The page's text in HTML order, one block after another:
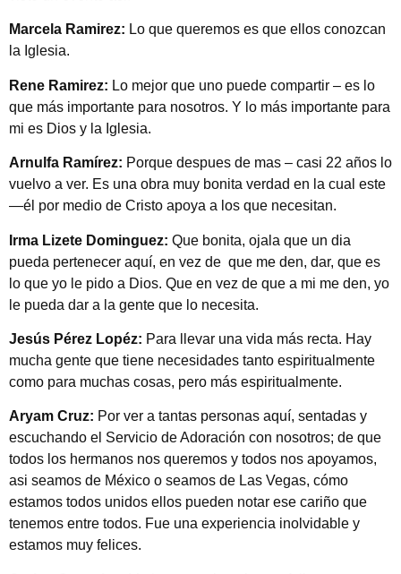
Marcela Ramirez: Lo que queremos es que ellos conozcan
la Iglesia.
Rene Ramirez: Lo mejor que uno puede compartir – es lo
que más importante para nosotros. Y lo más importante para
mi es Dios y la Iglesia.
Arnulfa Ramírez: Porque despues de mas – casi 22 años lo
vuelvo a ver. Es una obra muy bonita verdad en la cual este
—él por medio de Cristo apoya a los que necesitan.
Irma Lizete Dominguez: Que bonita, ojala que un dia
pueda pertenecer aquí, en vez de que me den, dar, que es
lo que yo le pido a Dios. Que en vez de que a mi me den, yo
le pueda dar a la gente que lo necesita.
Jesús Pérez Lopéz: Para llevar una vida más recta. Hay
mucha gente que tiene necesidades tanto espiritualmente
como para muchas cosas, pero más espiritualmente.
Aryam Cruz: Por ver a tantas personas aquí, sentadas y
escuchando el Servicio de Adoración con nosotros; de que
todos los hermanos nos queremos y todos nos apoyamos,
asi seamos de México o seamos de Las Vegas, cómo
estamos todos unidos ellos pueden notar ese cariño que
tenemos entre todos. Fue una experiencia inolvidable y
estamos muy felices.